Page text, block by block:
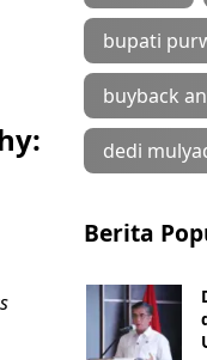
bupati
buyback
dedi
Berita